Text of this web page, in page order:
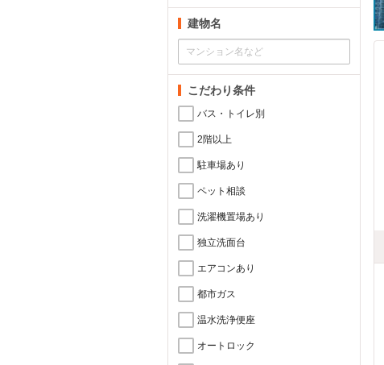
建物名
こだわり条件
バス・トイレ別
2階以上
駐車場あり
ペット相談
洗濯機置場あり
独立洗面台
エアコンあり
都市ガス
温水洗浄便座
オートロック